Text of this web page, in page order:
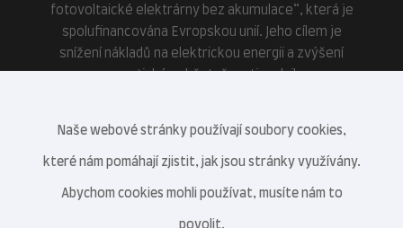
fotovoltaické elektrárny bez akumulace“, která je
spolufinancována Evropskou unií. Jeho cílem je
snížení nákladů na elektrickou energii a zvýšení
Naše webové stránky používají soubory cookies,
které nám pomáhají zjistit, jak jsou stránky využívány.
Abychom cookies mohli používat, musíte nám to
povolit.